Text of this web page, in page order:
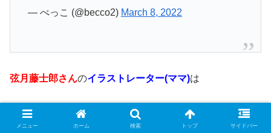
— べっこ (@becco2) March 8, 2022
弦月藤士郎さんのイラストレーター(ママ)は
べっこさん と言う方です。
メニュー ホーム 検索 トップ サイドバー